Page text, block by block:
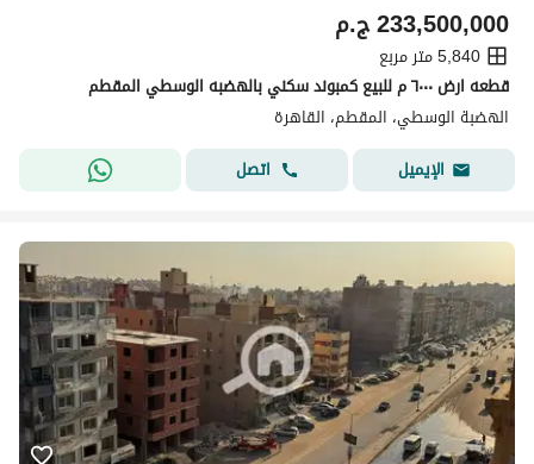
ج.م233,500,000
5,840 متر مربع
قطعه ارض ٦٠٠٠ م للبيع كمبوند سكني بالهضبه الوسطي المقطم
الهضبة الوسطي، المقطم، القاهرة
الإيميل
اتصل